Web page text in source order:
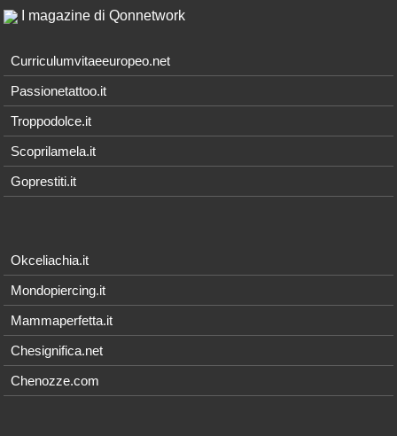
I magazine di Qonnetwork
Curriculumvitaeeuropeo.net
Passionetattoo.it
Troppodolce.it
Scoprilamela.it
Goprestiti.it
Okceliachia.it
Mondopiercing.it
Mammaperfetta.it
Chesignifica.net
Chenozze.com